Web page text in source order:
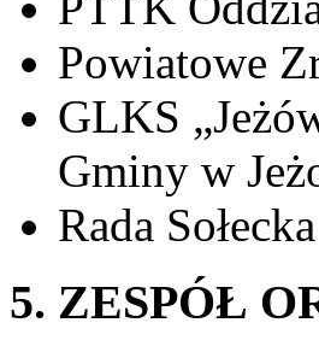
Powiatowe
GLKS
Gminy w
Rada
5. ZESPÓŁ